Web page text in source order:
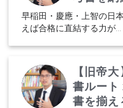
早稲田・慶應・上智の日
えば合格に直結する力が...
【旧帝
書ルート
書を揃え